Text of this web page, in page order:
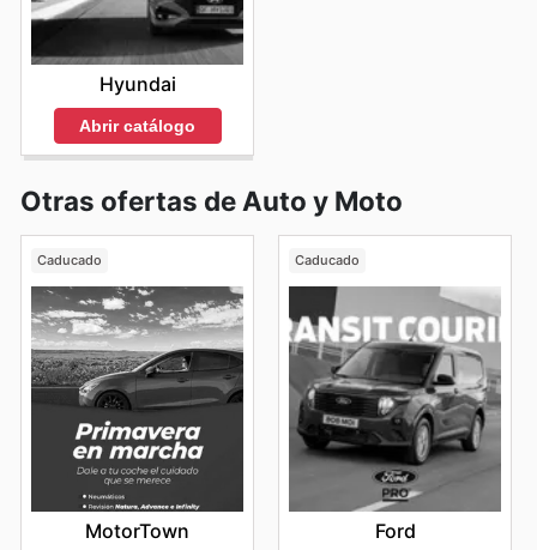
Hyundai
Abrir catálogo
Otras ofertas de Auto y Moto
Caducado
MotorTown
Caducado
Ford